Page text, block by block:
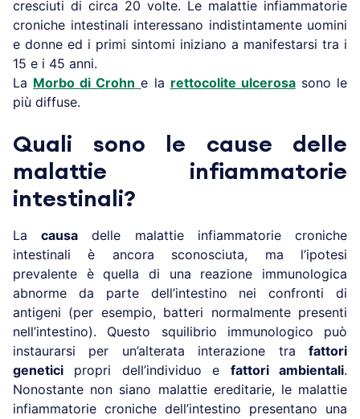
cresciuti di circa 20 volte. Le malattie infiammatorie
croniche intestinali interessano indistintamente uomini
e donne ed i primi sintomi iniziano a manifestarsi tra i
15 e i 45 anni.
La Morbo di Crohn e la rettocolite ulcerosasono le
più diffuse.
Quali sono le cause delle
malattie infiammatorie
intestinali?
Lacausa delle malattie infiammatorie croniche
intestinali è ancora sconosciuta, ma l’ipotesi
prevalente è quella di una reazione immunologica
abnorme da parte dell’intestino nei confronti di
antigeni (per esempio, batteri normalmente presenti
nell’intestino). Questo squilibrio immunologico può
instaurarsi per un’alterata interazione tra fattori
genetici propri dell’individuo e fattori ambientali.
Nonostante non siano malattie ereditarie, le malattie
infiammatorie croniche dell’intestino presentano una